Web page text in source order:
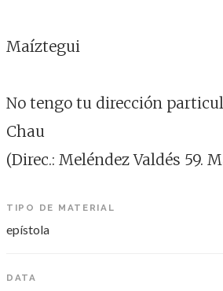
Maíztegui
No tengo tu dirección
Chau
(Direc.: Meléndez Valdés 59.
TIPO DE MATERIAL
epístola
DATA